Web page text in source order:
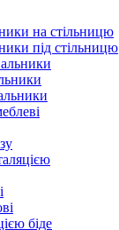
на стільницю
під стільницю
біде